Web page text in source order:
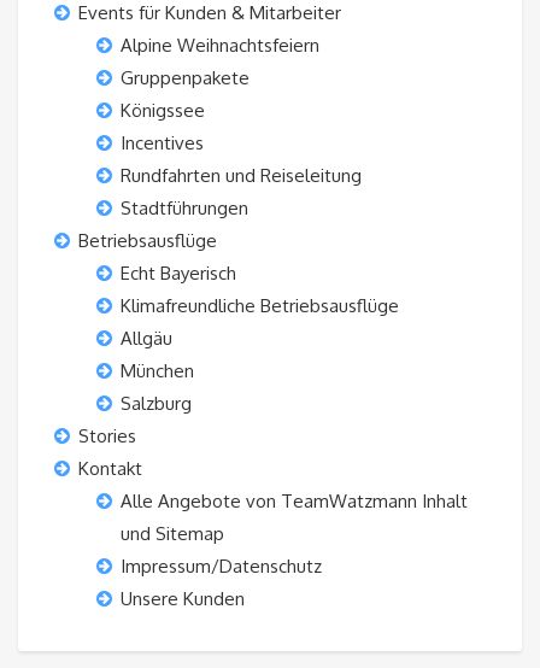
Events für Kunden & Mitarbeiter
Alpine Weihnachtsfeiern
Gruppenpakete
Königssee
Incentives
Rundfahrten und Reiseleitung
Stadtführungen
Betriebsausflüge
Echt Bayerisch
Klimafreundliche Betriebsausflüge
Allgäu
München
Salzburg
Stories
Kontakt
Alle Angebote von TeamWatzmann Inhalt
und Sitemap
Impressum/Datenschutz
Unsere Kunden